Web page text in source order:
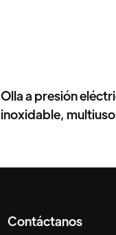
Olla a presión
inoxidable,
Contáctanos